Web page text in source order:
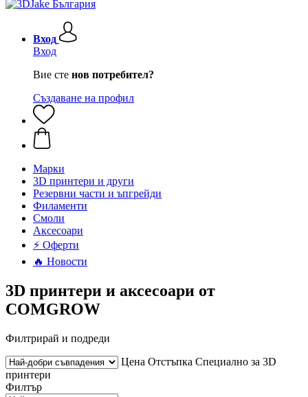
Вход
Вход
Вие сте нов потребител?
Създаване на профил
Mарки
3D принтери и други
Резервни части и ъпгрейди
Филаменти
Смоли
Аксесоари
⚡ Оферти
🔥 Новости
3D принтери и аксесоари от
COMGROW
Филтрирай и подреди
Цена Отстъпка Специално за 3D
принтери
Филтър